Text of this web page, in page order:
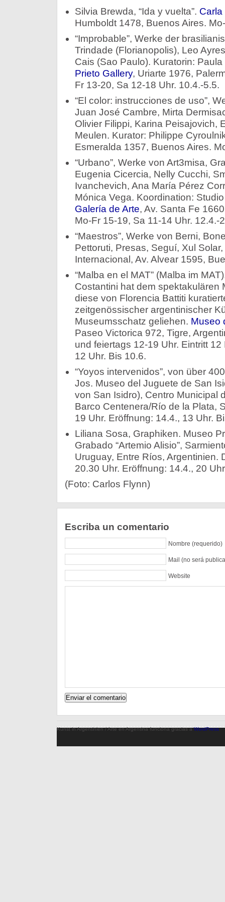
Silvia Brewda, “Ida y vuelta”.
Humboldt 1478, Buenos Aires.
“Improbable”, Werke der
Trindade (Florianopolis), Leo
Cais (Sao Paulo). Kuratorin:
Prieto Gallery, Uriarte 1976,
Fr 13-20, Sa 12-18 Uhr. 10.4.-5.5.
“El color: instrucciones de uso”,
Juan José Cambre, Mirta
Olivier Filippi, Karina Peisajovich,
Meulen. Kurator: Philippe
Esmeralda 1357, Buenos Aires.
“Urbano”, Werke von Art3misa,
Eugenia Cicercia, Nelly Cucchi,
Ivanchevich, Ana María Pérez
Mónica Vega. Koordination:
Galería de Arte, Av. Santa Fe
Mo-Fr 15-19, Sa 11-14 Uhr. 12.4.-
“Maestros”, Werke von Berni,
Pettoruti, Presas, Seguí, Xul
Internacional, Av. Alvear 1595,
“Malba en el MAT” (Malba im
Costantini hat dem spektakulären
diese von Florencia Battiti
zeitgenössischer argentinischer
Museumsschatz geliehen. Museo
Paseo Victorica 972, Tigre,
und feiertags 12-19 Uhr. Eintritt
12 Uhr. Bis 10.6.
“Yoyos intervenidos”, von über
Jos. Museo del Juguete de San
von San Isidro), Centro Municipal
Barco Centenera/Río de la Plata,
19 Uhr. Eröffnung: 14.4., 13 Uhr.
Liliana Sosa, Graphiken. Museo
Grabado “Artemio Alisio”,
Uruguay, Entre Ríos, Argentinien.
20.30 Uhr. Eröffnung: 14.4., 20
(Foto: Carlos Flynn)
Escriba un comentario
Nombre (requerido)
Mail (no será
Website
Kunst in Argentinien / Arte en Argentina funciona gracias aWordPress